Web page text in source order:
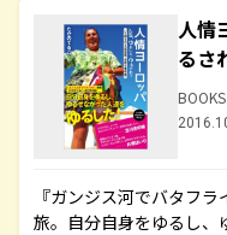
人情
るさ
BOOKS
『ガンジス河でバタフ
旅。自分自身をゆるし、